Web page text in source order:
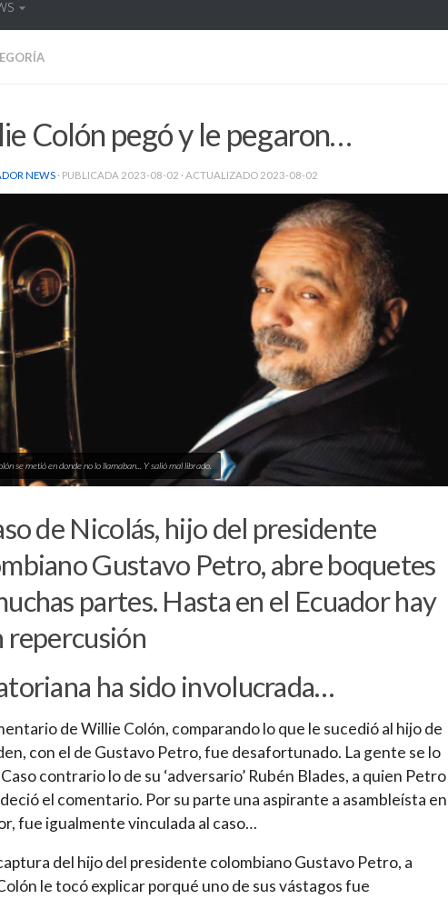
Colón pegó y le pegaron…
NEWS · PUBLICADA 2023-08-02 · ACTUALIZADO 2023-08-02
se metió en donde no lo llamaban... Y salió mal librado.
de Nicolás, hijo del presidente
Gustavo Petro, abre boquetes
partes. Hasta en el Ecuador hay
repercusión
ha sido involucrada…
de Willie Colón, comparando lo que le sucedió al hijo de
con el de Gustavo Petro, fue desafortunado. La gente se lo
contrario lo de su ‘adversario’ Rubén Blades, a quien Petro
el comentario. Por su parte una aspirante a asambleísta en
fue igualmente vinculada al caso…
del hijo del presidente colombiano Gustavo Petro, a
le tocó explicar porqué uno de sus vástagos fue